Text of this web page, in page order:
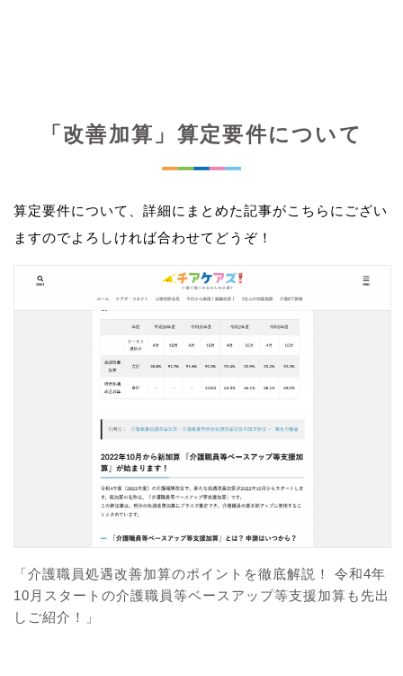
「改善加算」算定要件について
算定要件について、詳細にまとめた記事がこちらにござい
ますのでよろしければ合わせてどうぞ！
「介護職員処遇改善加算のポイントを徹底解説！ 令和4年
10月スタートの介護職員等ベースアップ等支援加算も先出
しご紹介！」